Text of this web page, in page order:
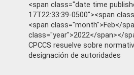
<span class="date time
17T22:33:39-0500"><span
<span class="month">Feb</
class="year">2022</span></
CPCCS resuelve sobre
designación de autoridades